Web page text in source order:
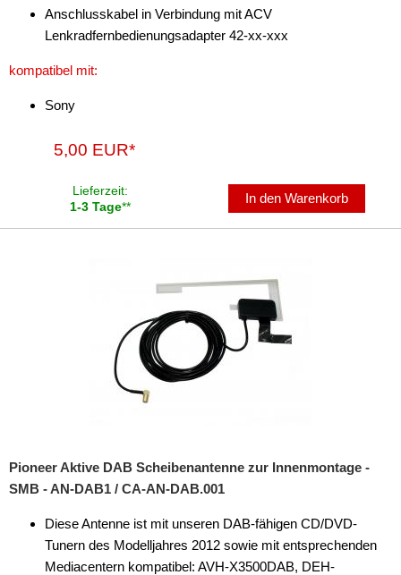
Anschlusskabel in Verbindung mit ACV
Lenkradfernbedienungsadapter 42-xx-xxx
kompatibel mit:
Sony
5,00 EUR*
Lieferzeit:
1-3 Tage**
In den Warenkorb
Pioneer Aktive DAB Scheibenantenne zur Innenmontage -
SMB - AN-DAB1 / CA-AN-DAB.001
Diese Antenne ist mit unseren DAB-fähigen CD/DVD-
Tunern des Modelljahres 2012 sowie mit entsprechenden
Mediacentern kompatibel: AVH-X3500DAB, DEH-